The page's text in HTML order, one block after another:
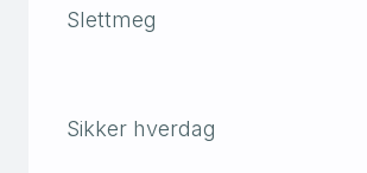
Slettmeg
Sikker hverdag